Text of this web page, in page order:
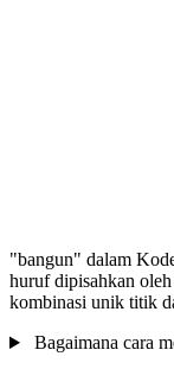
"bangun" dalam
huruf dipisahkan
kombinasi unik titik
Bagaimana cara